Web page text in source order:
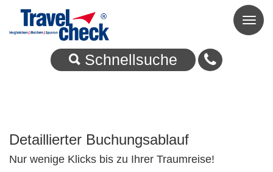
Toggle
Schnellsuche
Detaillierter Buchungsablauf
Nur wenige Klicks bis zu Ihrer Traumreise!